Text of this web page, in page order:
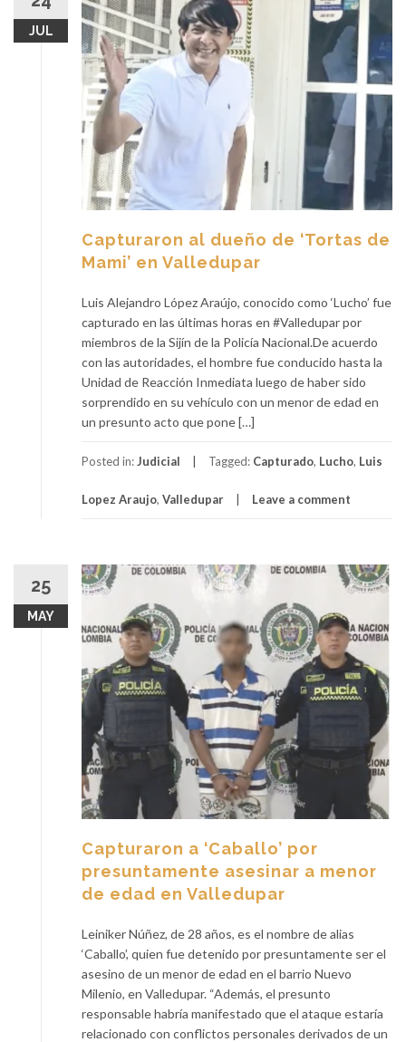
JUL
Capturaron al dueño de ‘Tortas de
Mami’ en Valledupar
Luis Alejandro López Araújo, conocido como ‘Lucho’ fue
capturado en las últimas horas en #Valledupar por
miembros de la Sijín de la Policía Nacional.De acuerdo
con las autoridades, el hombre fue conducido hasta la
Unidad de Reacción Inmediata luego de haber sido
sorprendido en su vehículo con un menor de edad en
un presunto acto que pone […]
Posted in:Judicial Tagged: Capturado, Lucho, Luis
Lopez Araujo, Valledupar Leave a comment
25
MAY
Capturaron a ‘Caballo’ por
presuntamente asesinar a menor
de edad en Valledupar
Leiniker Núñez, de 28 años, es el nombre de alias
‘Caballo’, quien fue detenido por presuntamente ser el
asesino de un menor de edad en el barrio Nuevo
Milenio, en Valledupar. “Además, el presunto
responsable habría manifestado que el ataque estaría
relacionado con conflictos personales derivados de un